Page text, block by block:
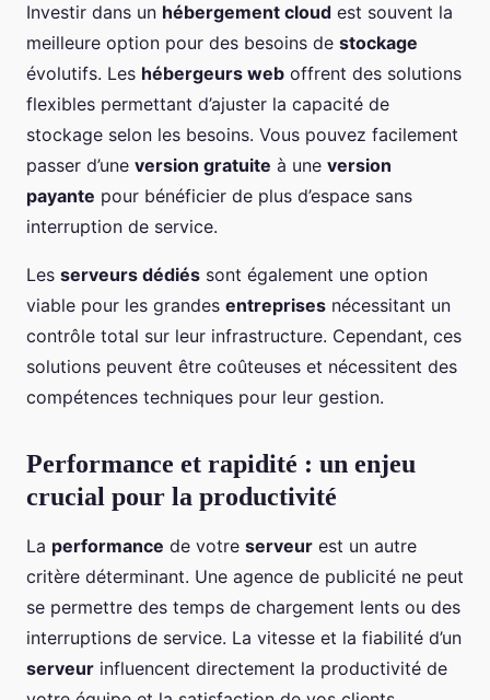
Investir dans un hébergement cloud est souvent la
meilleure option pour des besoins de stockage
évolutifs. Les hébergeurs web offrent des solutions
flexibles permettant d’ajuster la capacité de
stockage selon les besoins. Vous pouvez facilement
passer d’une version gratuite à une version
payante pour bénéficier de plus d’espace sans
interruption de service.
Les serveurs dédiés sont également une option
viable pour les grandes entreprises nécessitant un
contrôle total sur leur infrastructure. Cependant, ces
solutions peuvent être coûteuses et nécessitent des
compétences techniques pour leur gestion.
Performance et rapidité : un enjeu
crucial pour la productivité
La performance de votre serveur est un autre
critère déterminant. Une agence de publicité ne peut
se permettre des temps de chargement lents ou des
interruptions de service. La vitesse et la fiabilité d’un
serveur influencent directement la productivité de